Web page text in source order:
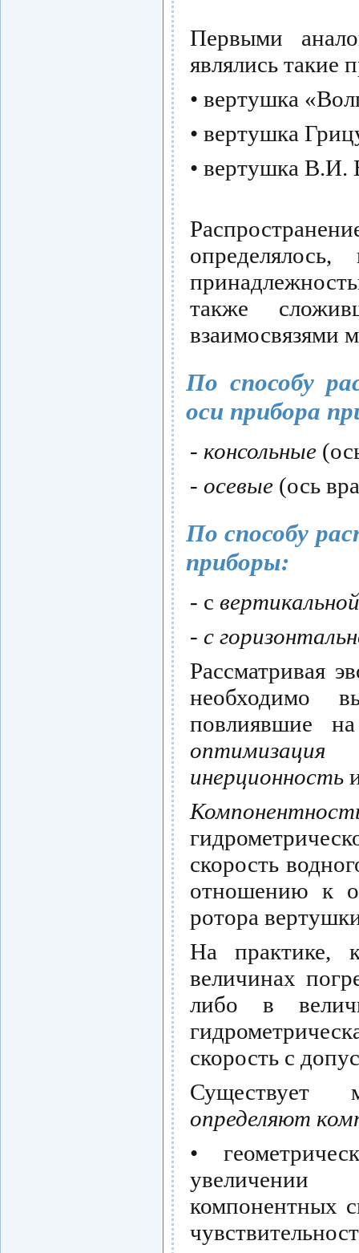
Первыми
являлись такие
• вертушка
• вертушка
• вертушка В.И.
также
взаимосвязями
По способу
оси прибора
- консольные
- осевые (ось
По способу
приборы:
- с
- с
Рассматривая
необходимо
повлиявшие
инерционность
скорость
отношению к
ротора
На практике,
величинах
либо в
скорость с
Существует
определяют
•
увеличении
компонентных